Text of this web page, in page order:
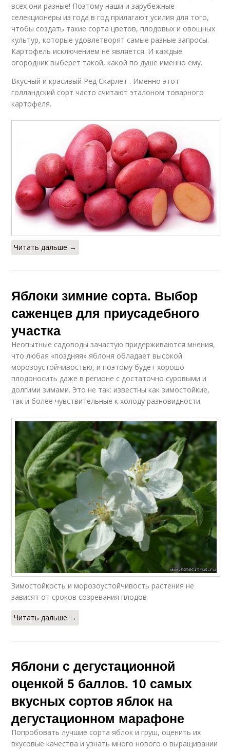
всех они разные! Поэтому наши и зарубежные
селекционеры из года в год прилагают усилия для того,
чтобы создать такие сорта цветов, плодовых и овощных
культур, которые удовлетворят самые разные запросы.
Картофель исключением не является. И каждые
огородник выберет такой, какой по душе именно ему.
Вкусный и красивый Ред Скарлет . Именно этот
голландский сорт часто считают эталоном товарного
картофеля.
Читать дальше →
Яблоки зимние сорта. Выбор
саженцев для приусадебного
участка
Неопытные садоводы зачастую придерживаются мнения,
что любая «поздняя» яблоня обладает высокой
морозоустойчивостью, и поэтому будет хорошо
плодоносить даже в регионе с достаточно суровыми и
долгими зимами. Это не так: известны как зимостойкие,
так и более чувствительные к холоду разновидности.
Зимостойкость и морозоустойчивость растения не
зависят от сроков созревания плодов
Читать дальше →
Яблони с дегустационной
оценкой 5 баллов. 10 самых
вкусных сортов яблок на
дегустационном марафоне
Попробовать лучшие сорта яблок и груш, оценить их
вкусовые качества и узнать много нового о выращивании